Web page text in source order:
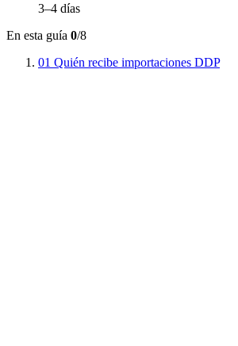
3–4 días
En esta guía 0/8
01 Quién recibe importaciones DDP